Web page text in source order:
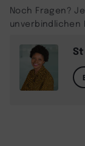
Noch Fragen?
unverbindlichen